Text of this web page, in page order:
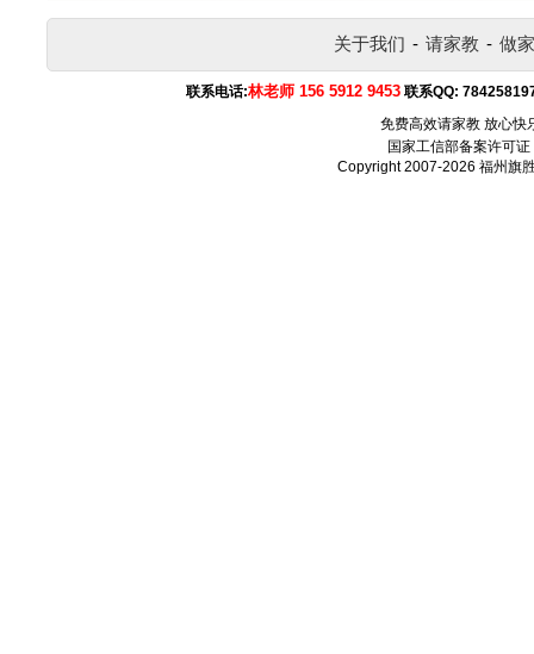
关于我们 - 请家教 - 做
联系电话:林老师 156 5912 9453 联系QQ:
免费高效请家教 放心快
国家工信部备案许可证
Copyright 2007-2026 福州旗